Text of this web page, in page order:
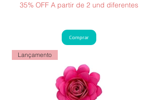
35% OFF A partir de 2 und diferentes
Comprar
Lançamento